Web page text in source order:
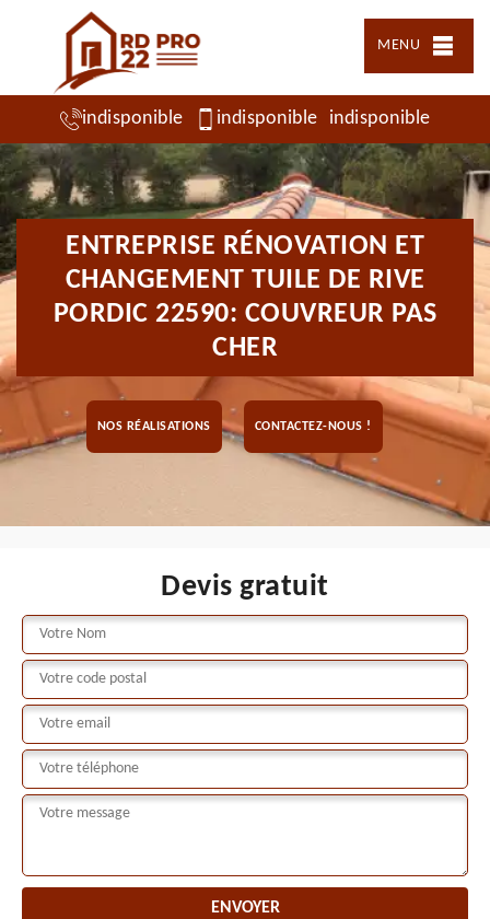
MENU
indisponible indisponible indisponible
ENTREPRISE RÉNOVATION ET
CHANGEMENT TUILE DE RIVE
PORDIC 22590: COUVREUR PAS
CHER
NOS RÉALISATIONS CONTACTEZ-NOUS !
Devis gratuit